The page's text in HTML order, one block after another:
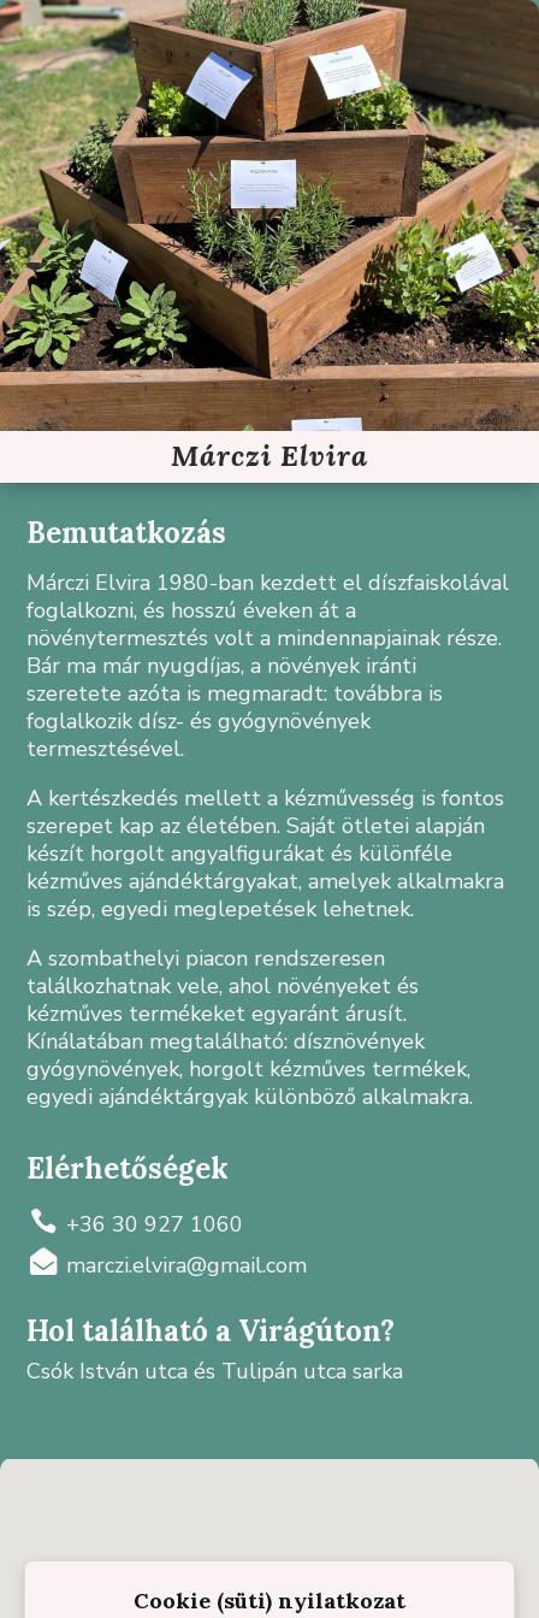
Márczi Elvira
Bemutatkozás
Márczi Elvira 1980-ban kezdett el díszfaiskolával
foglalkozni, és hosszú éveken át a
növénytermesztés volt a mindennapjainak része.
Bár ma már nyugdíjas, a növények iránti
szeretete azóta is megmaradt: továbbra is
foglalkozik dísz- és gyógynövények
termesztésével.
A kertészkedés mellett a kézművesség is fontos
szerepet kap az életében. Saját ötletei alapján
készít horgolt angyalfigurákat és különféle
kézműves ajándéktárgyakat, amelyek alkalmakra
is szép, egyedi meglepetések lehetnek.
A szombathelyi piacon rendszeresen
találkozhatnak vele, ahol növényeket és
kézműves termékeket egyaránt árusít.
Kínálatában megtalálható: dísznövények
gyógynövények, horgolt kézműves termékek,
egyedi ajándéktárgyak különböző alkalmakra.
Elérhetőségek
 +36 30 927 1060
 marczi.elvira@gmail.com
Hol található a Virágúton?
Csók István utca és Tulipán utca sarka
Cookie (süti) nyilatkozat